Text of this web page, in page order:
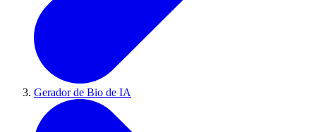
Gerador de Bio de IA